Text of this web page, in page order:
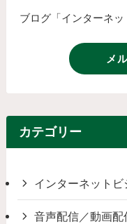
ブログ「インターネッ
メ
カテゴリー
インターネットビ
音声配信／動画配